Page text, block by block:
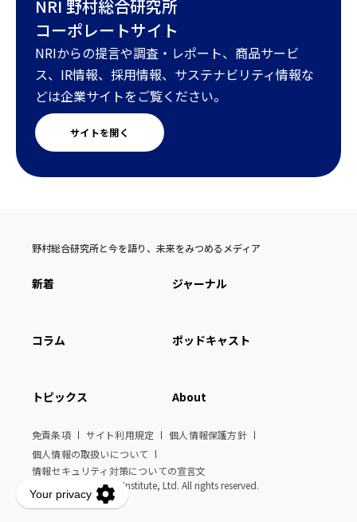
NRI 野村総合研究所
コーポレートサイト
NRIからの提言や調査・レポート、商品サービ
ス、IR情報、採用情報、サステナビリティ情報な
どは企業サイトをご覧ください。
サイトを開く
野村総合研究所と今を語り、未来をみつめるメディア
新着 ジャーナル
コラム ポッドキャスト
トピックス About
免責条項 サイト利用規定
個人情報保護方針
個人情報の取扱いについて
情報セキュリティ対策についての宣言文
© Nomura Research Institute, Ltd. All rights reserved.